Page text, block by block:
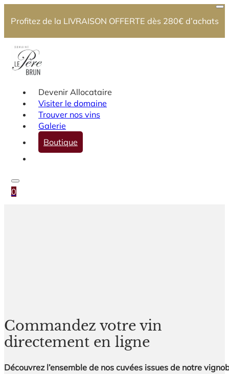
Profitez de la LIVRAISON OFFERTE dès 280€ d’achats
Devenir Allocataire
Visiter le domaine
Trouver nos vins
Galerie
Boutique
0
Commandez votre vin
directement en ligne
Découvrez l’ensemble de nos cuvées issues de notre